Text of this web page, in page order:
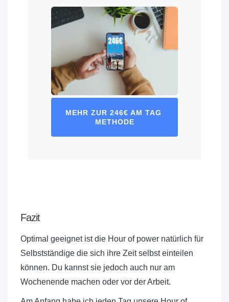
MEHR ZUR 246€ AM TAG
METHODE
Fazit
Optimal geeignet ist die Hour of power natürlich für
Selbstständige die sich ihre Zeit selbst einteilen
können. Du kannst sie jedoch auch nur am
Wochenende machen oder vor der Arbeit.